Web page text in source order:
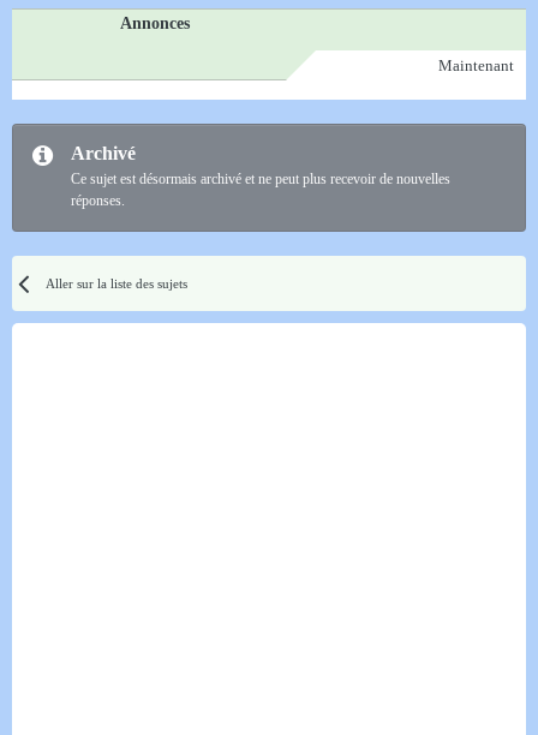
Annonces
Maintenant
Archivé
Ce sujet est désormais archivé et ne peut plus recevoir de nouvelles
réponses.
Aller sur la liste des sujets